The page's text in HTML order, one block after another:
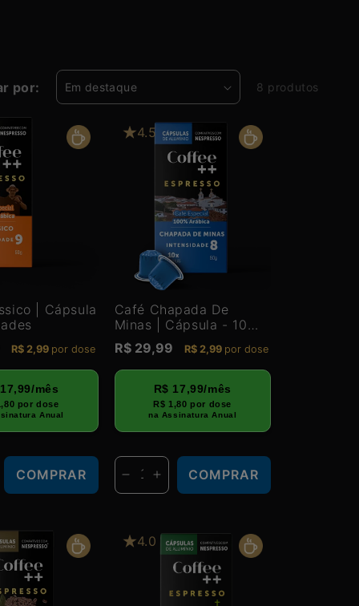
por: 8 produtos
| Cápsula
R$ 2,99 por dose
mês
por dose
Anual
COMPRAR
4.5
Café Chapada De
Minas | Cápsula - 10
Unidades
Preço
normal
R$ 29,99 R$ 2,99 por dose
R$ 17,99/mês
R$ 1,80 por dose
na Assinatura Anual
COMPRAR
Diminuir
a
de
Aumentar
a
de
4.0